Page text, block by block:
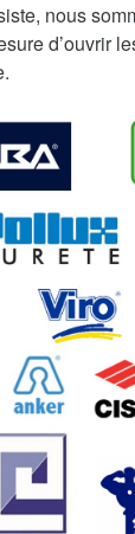
nous
d’ouvrir